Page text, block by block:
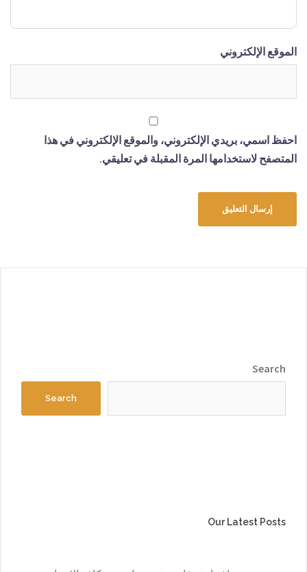
الموقع الإلكتروني
احفظ اسمي، بريدي الإلكتروني، والموقع الإلكتروني في هذا
المتصفح لاستخدامها المرة المقبلة في تعليقي.
Search
Search
Our Latest Posts